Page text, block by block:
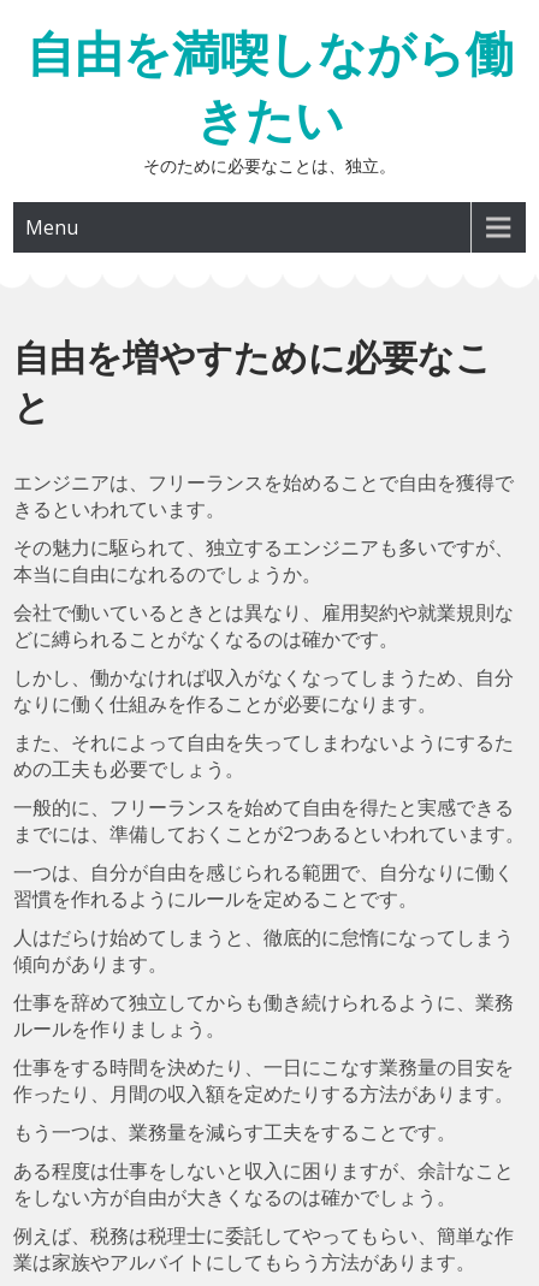
content自由を満喫しながら働
きたい
そのために必要なことは、独立。
Menu
自由を増やすために必要なこ
と
エンジニアは、フリーランスを始めることで自由を獲得で
きるといわれています。
その魅力に駆られて、独立するエンジニアも多いですが、
本当に自由になれるのでしょうか。
会社で働いているときとは異なり、雇用契約や就業規則な
どに縛られることがなくなるのは確かです。
しかし、働かなければ収入がなくなってしまうため、自分
なりに働く仕組みを作ることが必要になります。
また、それによって自由を失ってしまわないようにするた
めの工夫も必要でしょう。
一般的に、フリーランスを始めて自由を得たと実感できる
までには、準備しておくことが2つあるといわれています。
一つは、自分が自由を感じられる範囲で、自分なりに働く
習慣を作れるようにルールを定めることです。
人はだらけ始めてしまうと、徹底的に怠惰になってしまう
傾向があります。
仕事を辞めて独立してからも働き続けられるように、業務
ルールを作りましょう。
仕事をする時間を決めたり、一日にこなす業務量の目安を
作ったり、月間の収入額を定めたりする方法があります。
もう一つは、業務量を減らす工夫をすることです。
ある程度は仕事をしないと収入に困りますが、余計なこと
をしない方が自由が大きくなるのは確かでしょう。
例えば、税務は税理士に委託してやってもらい、簡単な作
業は家族やアルバイトにしてもらう方法があります。